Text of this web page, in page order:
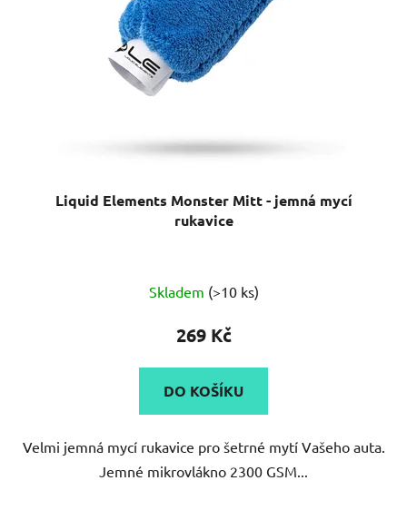
Liquid Elements Monster Mitt - jemná mycí
rukavice
hodnocení
produktu
4,9
z
hvězdiček.
Skladem (>10 ks)
269 Kč
DO KOŠÍKU
Velmi jemná mycí rukavice pro šetrné mytí Vašeho auta.
Jemné mikrovlákno 2300 GSM...